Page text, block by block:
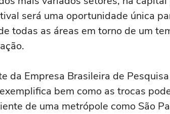
será uma oportunidade única
todas as áreas em torno de um
da Empresa Brasileira de
bem como as trocas
de uma metrópole como São